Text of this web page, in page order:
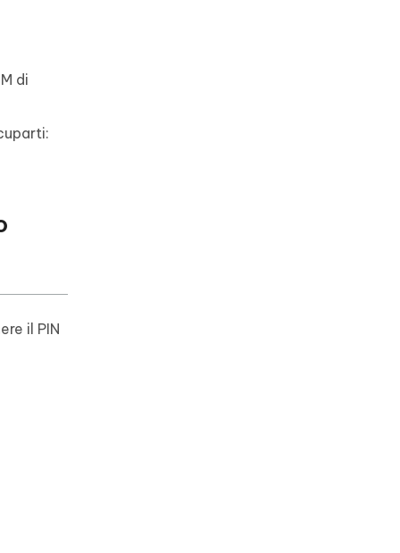
di
il PIN